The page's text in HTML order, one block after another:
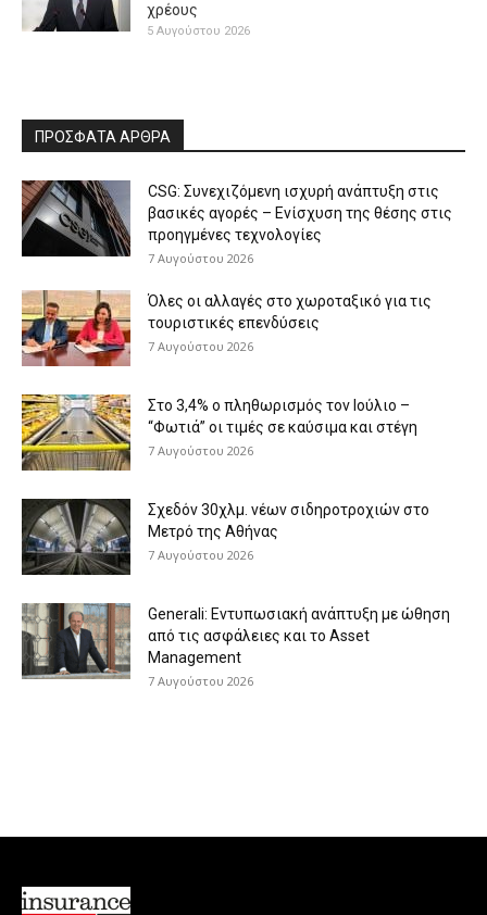
χρέους
5 Αυγούστου 2026
ΠΡΟΣΦΑΤΑ ΑΡΘΡΑ
CSG: Συνεχιζόμενη ισχυρή ανάπτυξη στις
βασικές αγορές – Ενίσχυση της θέσης στις
προηγμένες τεχνολογίες
7 Αυγούστου 2026
Όλες οι αλλαγές στο χωροταξικό για τις
τουριστικές επενδύσεις
7 Αυγούστου 2026
Στο 3,4% ο πληθωρισμός τον Ιούλιο –
“Φωτιά” οι τιμές σε καύσιμα και στέγη
7 Αυγούστου 2026
Σχεδόν 30χλμ. νέων σιδηροτροχιών στο
Μετρό της Αθήνας
7 Αυγούστου 2026
Generali: Eντυπωσιακή ανάπτυξη με ώθηση
από τις ασφάλειες και το Asset
Management
7 Αυγούστου 2026